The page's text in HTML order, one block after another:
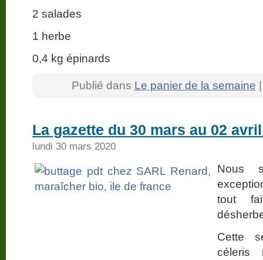
2 salades
1 herbe
0,4 kg épinards
Publié dans Le panier de la semaine
La gazette du 30 mars au 02
lundi 30 mars 2020
Nous
tout
Cette
céleris